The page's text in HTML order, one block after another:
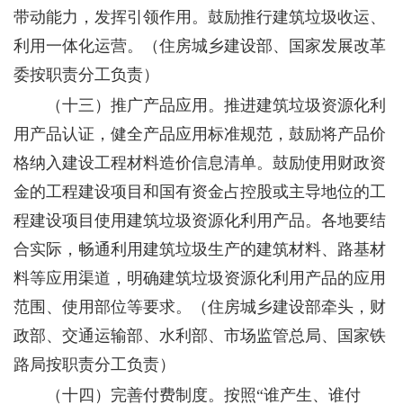
带动能力，发挥引领作用。鼓励推行建筑垃圾收运、
利用一体化运营。
（住房城乡建设部、国家发展改革
委按职责分工负责）
（十三）推广产品应用。 推进建筑垃圾资源化利
用产品认证，健全产品应用标准规范，鼓励将产品价
格纳入建设工程材料造价信息清单。鼓励使用财政资
金的工程建设项目和国有资金占控股或主导地位的工
程建设项目使用建筑垃圾资源化利用产品。各地要结
合实际，畅通利用建筑垃圾生产的建筑材料、路基材
料等应用渠道，明确建筑垃圾资源化利用产品的应用
范围、使用部位等要求。
（住房城乡建设部牵头，财
政部、交通运输部、水利部、市场监管总局、国家铁
路局按职责分工负责）
（十四）完善付费制度。 按照“谁产生、谁付